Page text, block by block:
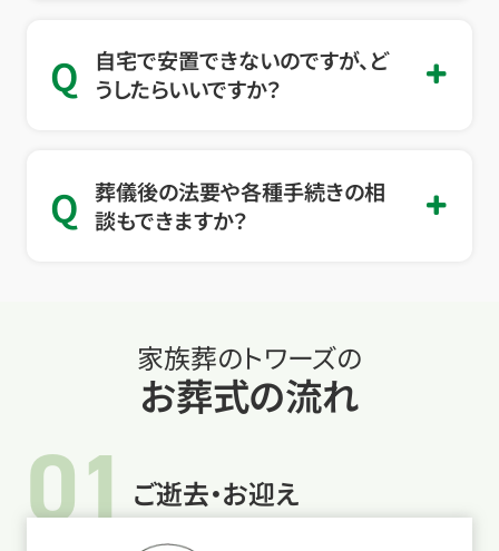
Q
自宅で安置できないのですが、ど
うしたらいいですか？
Q 葬儀後の法要や各種手続きの相
談もできますか？
家族葬のトワーズの
お葬式の流れ
01 ご逝去・お迎え